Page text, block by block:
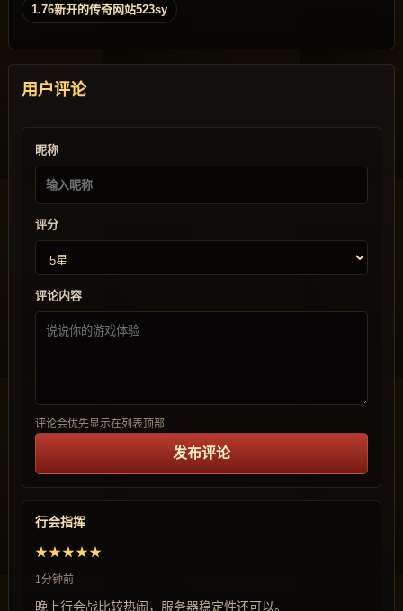
1.76新开的传奇网站523sy
用户评论
昵称
评分
评论内容
评论会优先显示在列表顶部
发布评论
行会指挥
★★★★★
1分钟前
晚上行会战比较热闹，服务器稳定性还可以。